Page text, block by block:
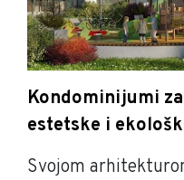
Kondominijumi
estetske i
Svojom